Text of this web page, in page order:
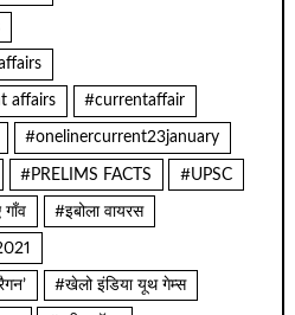
affairs #currentaffair
#onelinercurrent23january
#PRELIMS FACTS #UPSC
#इबोला वायरस
#खेलो इंडिया यूथ गेम्स